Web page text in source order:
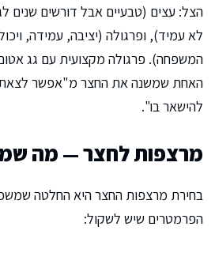
הצל: עצים (טבעיים אבל דורשים שנים
לא עמיד), ופרגולה (יציבה, עמידה,
המשפחה). פרגולה מקצועית עם גג
האחת שמשנה את החצר מ"אפשר
להישאר בו".
מרצפות לחצר — מה
בחירת מרצפות החצר היא החלטה
הפרמטרים שיש לשקול: